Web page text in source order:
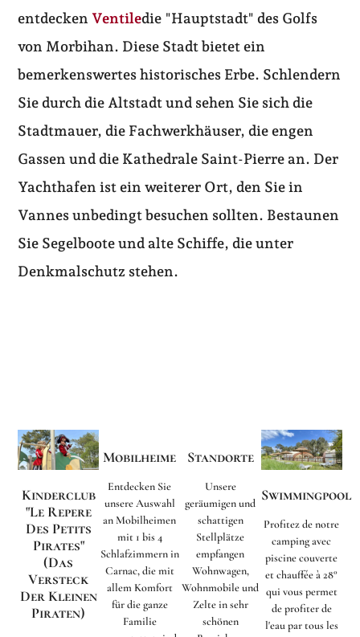
entdeckenVentiledie "Hauptstadt" des Golfs
von Morbihan. Diese Stadt bietet ein
bemerkenswertes historisches Erbe. Schlendern
Sie durch die Altstadt und sehen Sie sich die
Stadtmauer, die Fachwerkhäuser, die engen
Gassen und die Kathedrale Saint-Pierre an. Der
Yachthafen ist ein weiterer Ort, den Sie in
Vannes unbedingt besuchen sollten. Bestaunen
Sie Segelboote und alte Schiffe, die unter
Denkmalschutz stehen.
Kinderclub
"Le Repere
Des Petits
Pirates"
(Das
Versteck
Der Kleinen
Piraten)
Mobilheime
Entdecken Sie
unsere Auswahl
an Mobilheimen
mit 1 bis 4
Schlafzimmern in
Carnac, die mit
allem Komfort
für die ganze
Familie
Standorte
Unsere
geräumigen und
schattigen
Stellplätze
empfangen
Wohnwagen,
Wohnmobile und
Zelte in sehr
schönen
Swimmingpool
Profitez de notre
camping avec
piscine couverte
et chauffée à 28°
qui vous permet
de profiter de
l'eau par tous les